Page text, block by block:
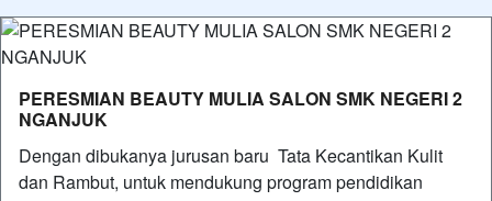
PERESMIAN BEAUTY MULIA SALON SMK NEGERI 2
NGANJUK
Dengan dibukanya jurusan baru Tata Kecantikan Kulit
dan Rambut, untuk mendukung program pendidikan